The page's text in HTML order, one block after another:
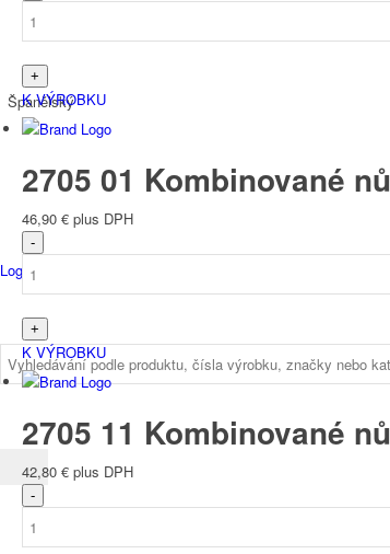
Španělský
Login
K VÝROBKU
2705 01 Kombinované
46,90 € plus DPH
K VÝROBKU
2705 11 Kombinované
42,80 € plus DPH